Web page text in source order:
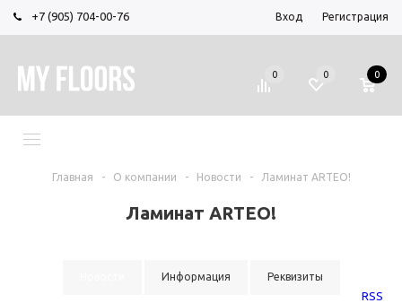
+7 (905) 704-00-76 Вход Регистрация
0 0 0
Главная - О компании - Новости - Ламинат ARTEO!
Ламинат ARTEO!
Информация Реквизиты
RSS